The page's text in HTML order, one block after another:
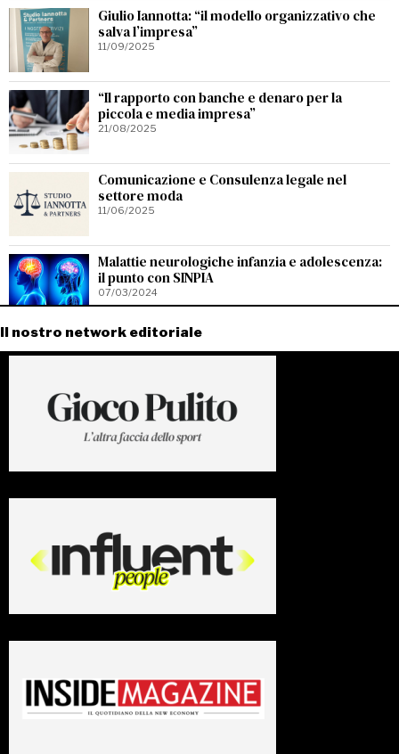
Giulio Iannotta: “il modello organizzativo che
salva l’impresa”
11/09/2025
“Il rapporto con banche e denaro per la
piccola e media impresa”
21/08/2025
Comunicazione e Consulenza legale nel
settore moda
11/06/2025
Malattie neurologiche infanzia e adolescenza:
il punto con SINPIA
07/03/2024
Il nostro network editoriale